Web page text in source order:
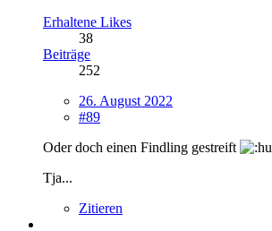
Erhaltene Likes
38
Beiträge
252
26. August 2022
#89
Oder doch einen Findling gestreift
Tja...
Zitieren